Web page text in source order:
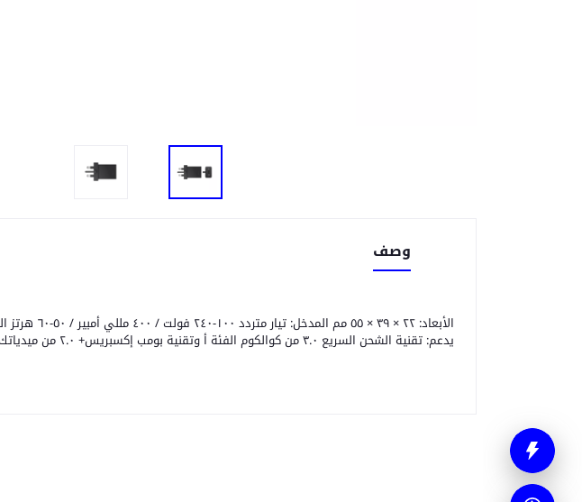
وصف
يدعم: تقنية الشحن السريع ٣.٠ من كوالكوم الفئة أ وتقنية بومب إكسبريس+ ٢.٠ من ميدياتك الوزن: ٤٥ غرامًا